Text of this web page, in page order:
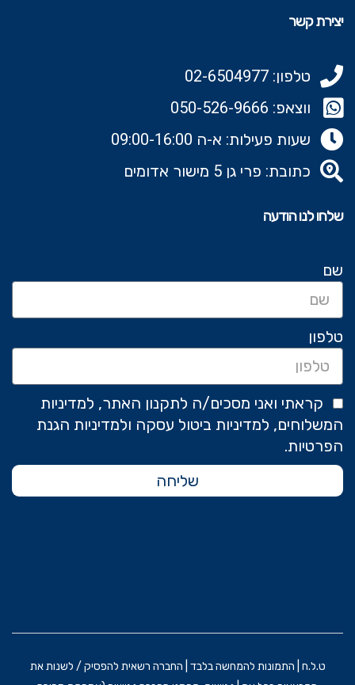
יצירת קשר
טלפון: 02-6504977
ווצאפ: 050-526-9666‬
שעות פעילות: א-ה 09:00-16:00
כתובת: פרי גן 5 מישור אדומים
שלחו לנו הודעה
שם
טלפון
קראתי ואני מסכים/ה לתקנון האתר, למדיניות
המשלוחים, למדיניות ביטול עסקה ולמדיניות הגנת
הפרטיות.
שליחה
ט.ל.ח | התמונות להמחשה בלבד | החברה רשאית להפסיק / לשנות את